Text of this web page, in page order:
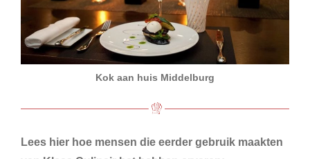
Kok aan huis Middelburg
Lees hier hoe mensen die eerder gebruik maakten